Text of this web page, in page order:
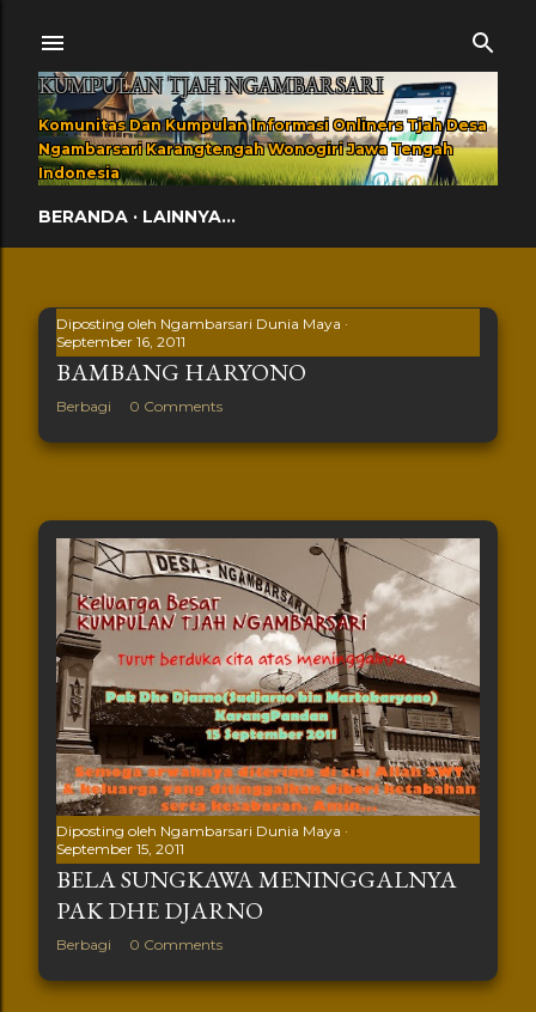
KUMPULAN TJAH NGAMBARSARI
Komunitas Dan Kumpulan Informasi Onliners Tjah Desa
Ngambarsari Karangtengah Wonogiri Jawa Tengah
Indonesia
BERANDA LAINNYA…
Postingan
Diposting oleh Ngambarsari Dunia Maya
September 16, 2011
BAMBANG HARYONO
Berbagi 0 Comments
Diposting oleh Ngambarsari Dunia Maya
September 15, 2011
BELA SUNGKAWA MENINGGALNYA
PAK DHE DJARNO
Berbagi 0 Comments